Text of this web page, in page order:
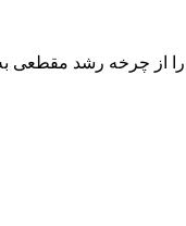
را از چرخه رشد مقطعی